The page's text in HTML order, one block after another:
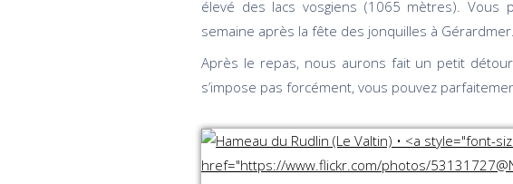
élevé des lacs vosgiens (1065 mètres).
semaine après la fête des jonquilles à Gérardmer.
Après le repas, nous aurons fait un petit
s’impose pas forcément, vous pouvez